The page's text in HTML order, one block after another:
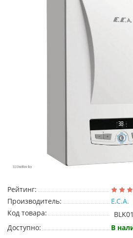
Рейтинг:
Производитель:
E.C.A.
Код товара:
Доступно:
В